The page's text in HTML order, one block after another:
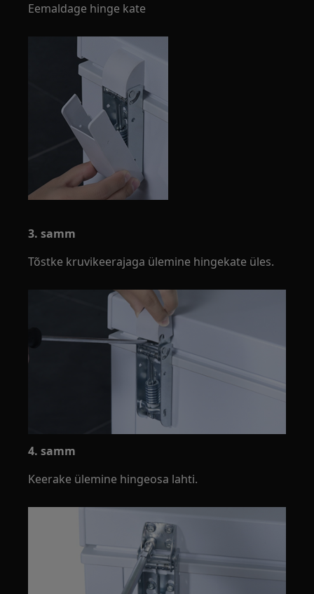
Eemaldage hinge kate
3. samm
Tõstke kruvikeerajaga ülemine hingekate üles.
4. samm
Keerake ülemine hingeosa lahti.